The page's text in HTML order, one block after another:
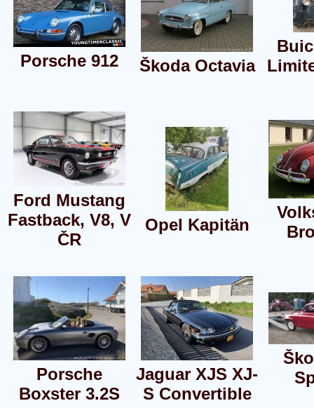
Porsche 912 Škoda Octavia
Ford Mustang
Fastback, V8, V
ČR
Opel Kapitän
Porsche
Boxster 3.2S
Jaguar XJS XJ-
S Convertible